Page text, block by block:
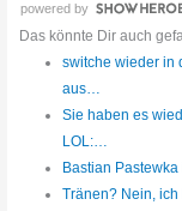
powered by
Das könnte Dir auch
switche wieder in
aus…
Sie haben es
LOL:…
Bastian
Tränen? Nein,